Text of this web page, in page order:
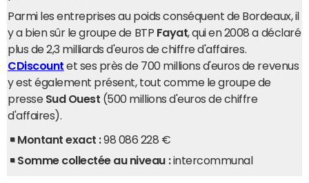
Parmi les entreprises au poids conséquent de Bordeaux, il
y a bien sûr le groupe de BTP Fayat, qui en 2008 a déclaré
plus de 2,3 milliards d'euros de chiffre d'affaires.
CDiscount et ses près de 700 millions d'euros de revenus
y est également présent, tout comme le groupe de
presse Sud Ouest (500 millions d'euros de chiffre
d'affaires).
Montant exact :98 086 228 €
Somme collectée au niveau :intercommunal